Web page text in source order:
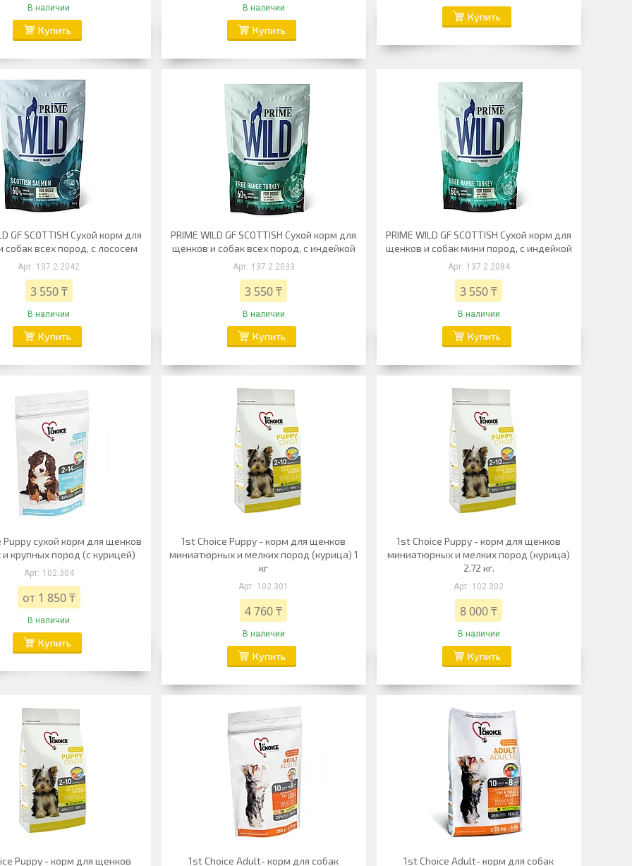
В наличии
Купить
В наличии
Купить
Купить
GF SCOTTISH Сухой корм для
собак всех пород, с лососем
137.2.2042
3 550 ₸
В наличии
Купить
PRIME WILD GF SCOTTISH Сухой корм для
щенков и собак всех пород, с индейкой
137.2.2033
3 550 ₸
В наличии
Купить
PRIME WILD GF SCOTTISH Сухой корм для
щенков и собак мини пород, с индейкой
137.2.2084
3 550 ₸
В наличии
Купить
Puppy сухой корм для щенков
и крупных пород (с курицей)
102.304
от 1 850 ₸
В наличии
Купить
1st Choice Puppy - корм для щенков
миниатюрных и мелких пород (курица) 1
кг
102.301
4 760 ₸
В наличии
Купить
1st Choice Puppy - корм для щенков
миниатюрных и мелких пород (курица)
2.72 кг.
102.302
8 000 ₸
В наличии
Купить
Puppy - корм для щенков 1st Choice Adult- корм для собак 1st Choice Adult- корм для собак